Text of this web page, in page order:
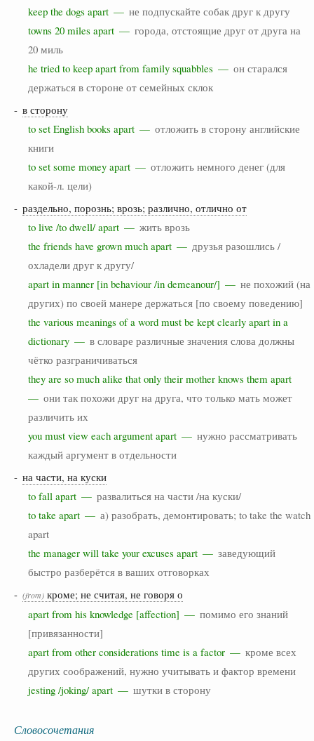
keep the dogs apart — не подпускайте собак друг к другу
towns 20 miles apart — города, отстоящие друг от друга на
20 миль
he tried to keep apart from family squabbles — он старался
держаться в стороне от семейных склок
- в сторону
to set English books apart — отложить в сторону английские
книги
to set some money apart — отложить немного денег (для
какой-л. цели)
- раздельно, порознь; врозь; различно, отлично от
to live /to dwell/ apart — жить врозь
the friends have grown much apart — друзья разошлись /
охладели друг к другу/
apart in manner [in behaviour /in demeanour/] — не похожий (на
других) по своей манере держаться [по своему поведению]
the various meanings of a word must be kept clearly apart in a
dictionary — в словаре различные значения слова должны
чётко разграничиваться
they are so much alike that only their mother knows them apart
— они так похожи друг на друга, что только мать может
различить их
you must view each argument apart — нужно рассматривать
каждый аргумент в отдельности
- на части, на куски
to fall apart — развалиться на части /на куски/
to take apart — а) разобрать, демонтировать; to take the watch
apart
the manager will take your excuses apart — заведующий
быстро разберётся в ваших отговорках
- (from) кроме; не считая, не говоря о
apart from his knowledge [affection] — помимо его знаний
[привязанности]
apart from other considerations time is a factor — кроме всех
других соображений, нужно учитывать и фактор времени
jesting /joking/ apart — шутки в сторону
Словосочетания